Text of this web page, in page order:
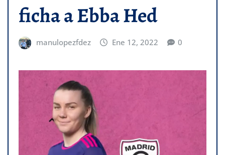
ficha a Ebba Hed
manulopezfdez Ene 12, 2022 0